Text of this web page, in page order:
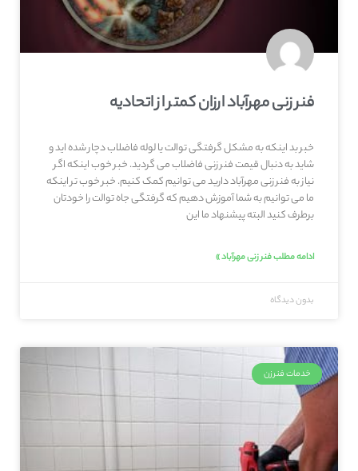
فنر زنی مهرآباد ارزان کمتر از اتحادیه
خبر بد اینکه به مشکل گرفتگی توالت یا لوله فاضلاب دچار شده اید و
شاید به دنبال قیمت فنر زنی فاضلاب می گردید. خبر خوب اینکه اگر
نیاز به فنر زنی مهرآباد دارید می توانیم کمک کنیم. خبر خوب تر اینکه
ما می توانیم به شما آموزش دهیم که گرفتگی جاه توالت را خودتان
برطرف کنید البته پیشنهاد ما این
ادامه مطلب فنر زنی مهرآباد »
بدون دیدگاه
خدمات فنرزن